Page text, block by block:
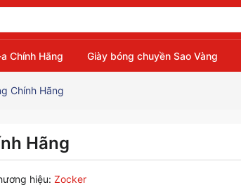
Chính Hãng Giày bóng chuyền Sao Vàng
Chính Hãng
Hãng
hiệu: Zocker